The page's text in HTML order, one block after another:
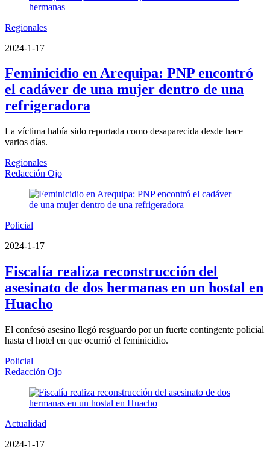
Regionales
2024-1-17
Feminicidio en Arequipa: PNP encontró
el cadáver de una mujer dentro de una
refrigeradora
La víctima había sido reportada como desaparecida desde hace
varios días.
Regionales
Redacción Ojo
Policial
2024-1-17
Fiscalía realiza reconstrucción del
asesinato de dos hermanas en un hostal en
Huacho
El confesó asesino llegó resguardo por un fuerte contingente policial
hasta el hotel en que ocurrió el feminicidio.
Policial
Redacción Ojo
Actualidad
2024-1-17